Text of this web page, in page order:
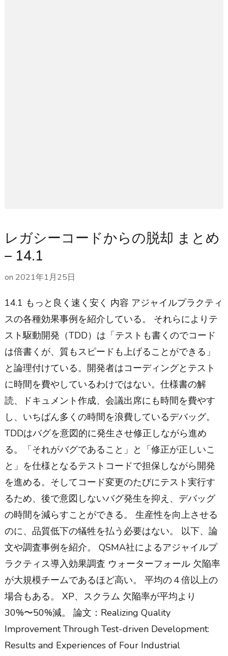
レガシーコードからの脱却 まとめ
– 14.1
on 2021年1月25日
14.1 もっと良く速く安く 内容 アジャイルプラクティ
スの各種効果事例を紹介している。 それらによりテ
スト駆動開発（TDD）は「テストも書くのでコード
は倍書くが、質もスピードも上げることができる」
と論理付けている。開発者はコーディングとテスト
に時間を費やしているわけではない。仕様書の解
読、ドキュメント作成、会議出席にも時間を費やす
し、いちばん多くの時間を浪費しているデバッグ。
TDDはバグを意図的に発生させ修正しながら進め
る。「それがバグであること」と「修正が正しいこ
と」を仕様となるテストコードで担保しながら開発
を進める。そしてコード変更のたびにテスト実行す
るため、後で意図しないバグ発生を抑え、デバッグ
の時間を減らすことができる。 生産性を向上させる
のに、品質低下の犠牲を払う必要はない。 以下、論
文や調査事例を紹介。 QSMA社によるアジャイルプ
ラクティス導入効果調査 ウォーターフォール 欠陥率
が大規模チームであるほど高い。 平均の４倍以上の
場合もある。 XP、スクラム 欠陥率が平均より
30%〜50%減。 論文：Realizing Quality
Improvement Through Test-driven Development:
Results and Experiences of Four Industrial